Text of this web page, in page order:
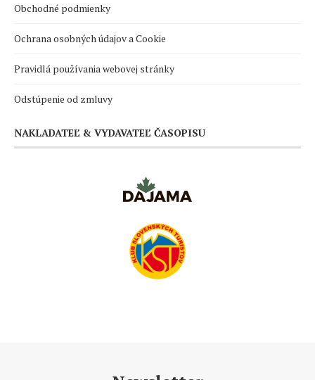
Obchodné podmienky
Ochrana osobných údajov a Cookie
Pravidlá používania webovej stránky
Odstúpenie od zmluvy
NAKLADATEĽ & VYDAVATEĽ ČASOPISU